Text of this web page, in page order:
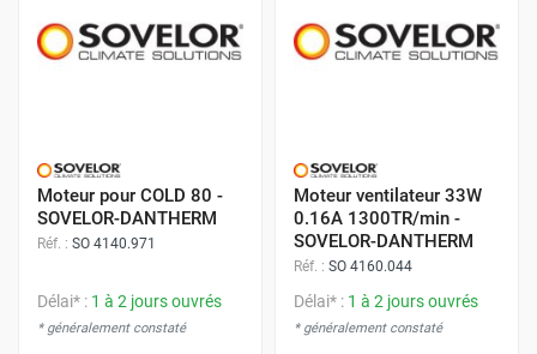
Moteur pour COLD 80 -
SOVELOR-DANTHERM
Réf. : SO 4140.971
Délai* : 1 à 2 jours ouvrés
* généralement constaté
Moteur ventilateur 33W
0.16A 1300TR/min -
SOVELOR-DANTHERM
Réf. : SO 4160.044
Délai* : 1 à 2 jours ouvrés
* généralement constaté